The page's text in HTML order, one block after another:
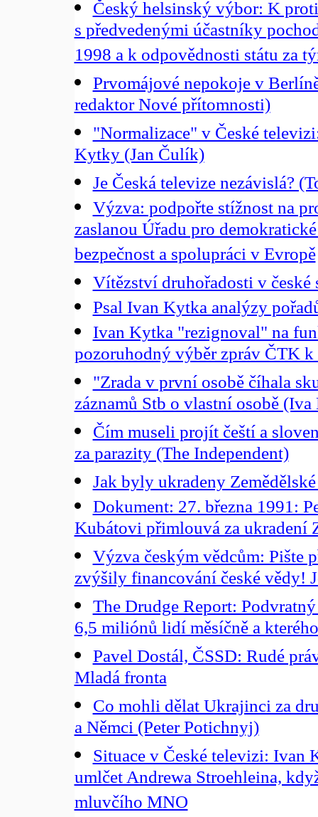
Český helsinský výbor: K
s předvedenými účastníky
1998 a k odpovědnosti státu za
Prvomájové nepokoje v
redaktor Nové přítomnosti)
"Normalizace" v České
Kytky (Jan Čulík)
Je Česká televize nezávislá?
Výzva: podpořte stížnost na
zaslanou Úřadu pro
bezpečnost a spolupráci v Evropě
Vítězství druhořadosti v
Psal Ivan Kytka analýzy
Ivan Kytka "rezignoval" na
pozoruhodný výběr zpráv ČTK k
"Zrada v první osobě číhala
záznamů Stb o vlastní osobě
Čím museli projít čeští a
za parazity (The Independent)
Jak byly ukradeny
Dokument: 27. března 1991:
Kubátovi přimlouvá za ukradení
Výzva českým vědcům: Pište
zvýšily financování české vědy!
The Drudge Report:
6,5 miliónů lidí měsíčně a
Pavel Dostál, ČSSD: Rudé
Mladá fronta
Co mohli dělat Ukrajinci za
a Němci (Peter Potichnyj)
Situace v České televizi: Ivan
umlčet Andrewa Stroehleina,
mluvčího MNO